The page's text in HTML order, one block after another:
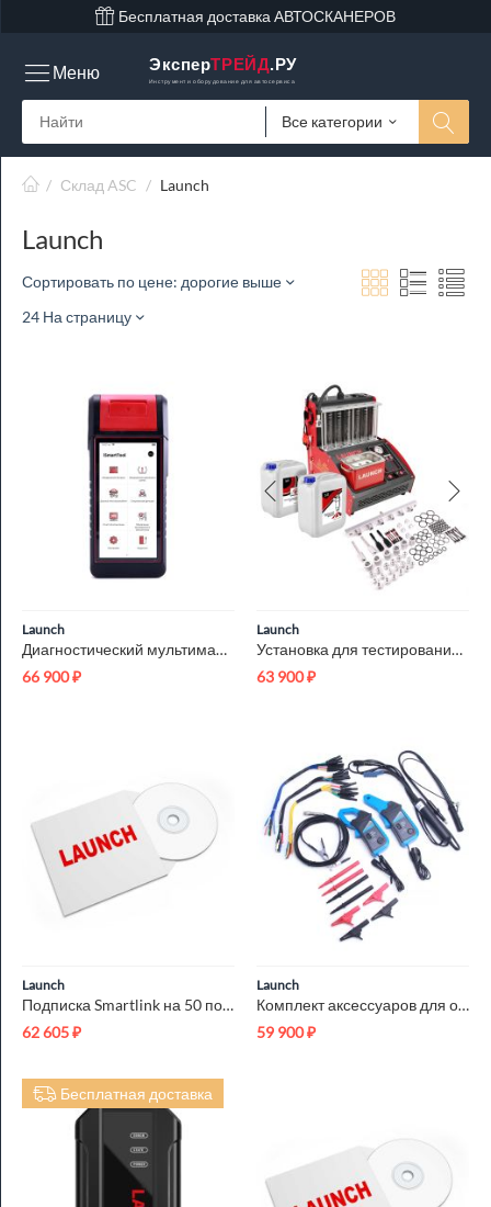
Бесплатная доставка АВТОСКАНЕРОВ
ЭксперТРЕЙД.РУ
Инструмент и оборудование для автосервиса
Все категории
Меню
/ Склад ASC / Launch
Launch
Сортировать по цене: дорогие выше
24 На страницу
Launch
Диагностический мультимарочный сканер, тестер АКБ и TPMS 3 в ...
66 900₽
Launch
Установка для тестирования и очистки форсунок Launch CNC-603A...
63 900₽
Launch
Подписка Smartlink на 50 подключений Launch LNC-187
62 605₽
Launch
Комплект аксессуаров для осциллографа Launch Scope box O2-1 и...
59 900₽
Бесплатная доставка